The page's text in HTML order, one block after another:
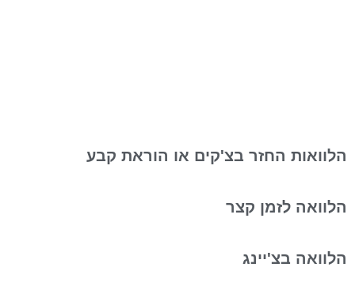
הלוואות החזר בצ'קים או הוראת קבע
הלוואה לזמן קצר
הלוואה בצ'יינג